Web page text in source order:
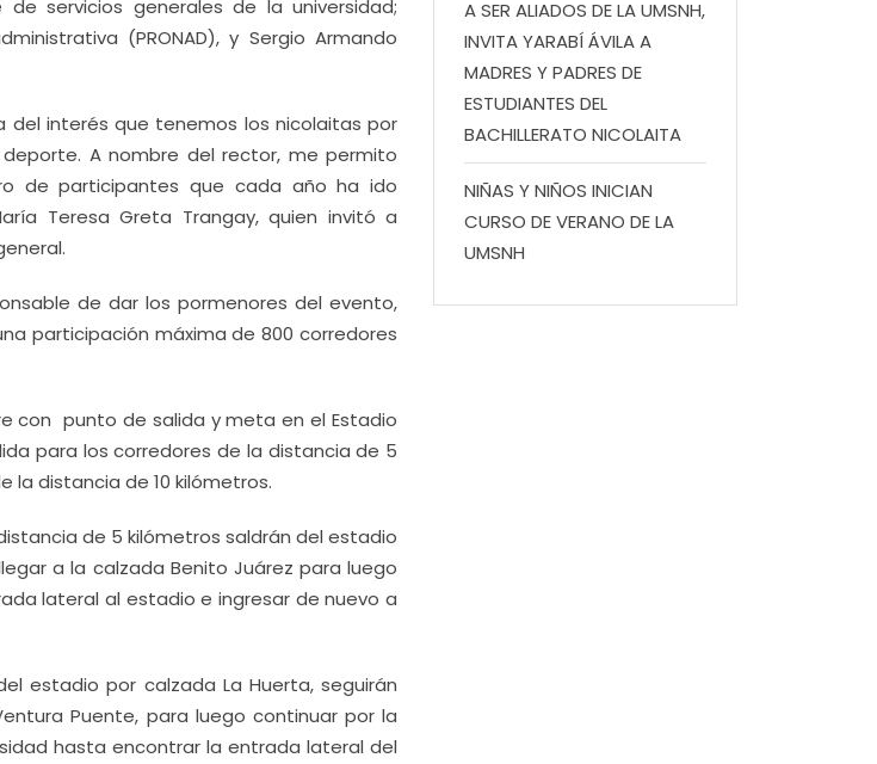
servicios generales de la universidad;
(PRONAD), y Sergio Armando
del interés que tenemos los nicolaitas por
A nombre del rector, me permito
de participantes que cada año ha ido
Teresa Greta Trangay, quien invitó a
de dar los pormenores del evento,
participación máxima de 800 corredores
con punto de salida y meta en el Estadio
para los corredores de la distancia de 5
la distancia de 10 kilómetros.
de 5 kilómetros saldrán del estadio
a la calzada Benito Juárez para luego
lateral al estadio e ingresar de nuevo a
estadio por calzada La Huerta, seguirán
Puente, para luego continuar por la
hasta encontrar la entrada lateral del
A SER ALIADOS DE LA UMSNH,
INVITA YARABÍ ÁVILA A
MADRES Y PADRES DE
ESTUDIANTES DEL
BACHILLERATO NICOLAITA
NIÑAS Y NIÑOS INICIAN
CURSO DE VERANO DE LA
UMSNH